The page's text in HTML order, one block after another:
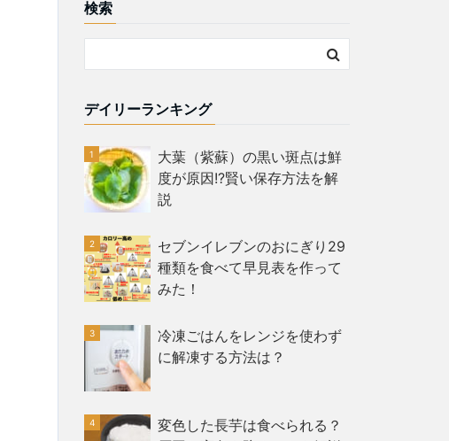
検索
デイリーランキング
大葉（紫蘇）の黒い斑点は鮮
度が原因!?賢い保存方法を解
説
セブンイレブンのおにぎり29
種類を食べて早見表を作って
みた！
冷凍ごはんをレンジを使わず
に解凍する方法は？
変色した長芋は食べられる？